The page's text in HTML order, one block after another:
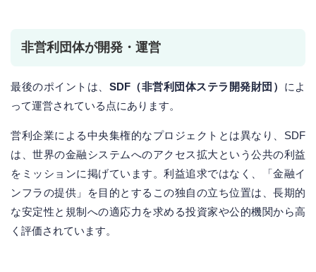
非営利団体が開発・運営
最後のポイントは、 SDF（非営利団体ステラ開発財団） によ
って運営されている点にあります。
営利企業による中央集権的なプロジェクトとは異なり、SDF
は、世界の金融システムへのアクセス拡大という公共の利益
をミッションに掲げています。利益追求ではなく、「金融イ
ンフラの提供」を目的とするこの独自の立ち位置は、長期的
な安定性と規制への適応力を求める投資家や公的機関から高
く評価されています。